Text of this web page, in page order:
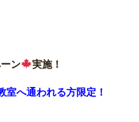
ン 実施！
室へ通われる方限定！